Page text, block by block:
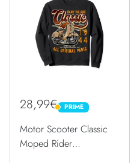
28,99€ PRIME
PRIME
Motor Scooter Classic
Moped Rider